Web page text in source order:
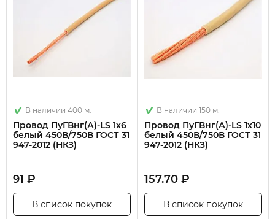
В наличии 400 м.
Провод ПуГВнг(А)-LS 1х6
белый 450В/750В ГОСТ 31
947-2012 (НКЗ)
91 ₽
В список покупок
В наличии 150 м.
Провод ПуГВнг(А)-LS 1х10
белый 450В/750В ГОСТ 31
947-2012 (НКЗ)
157.70 ₽
В список покупок